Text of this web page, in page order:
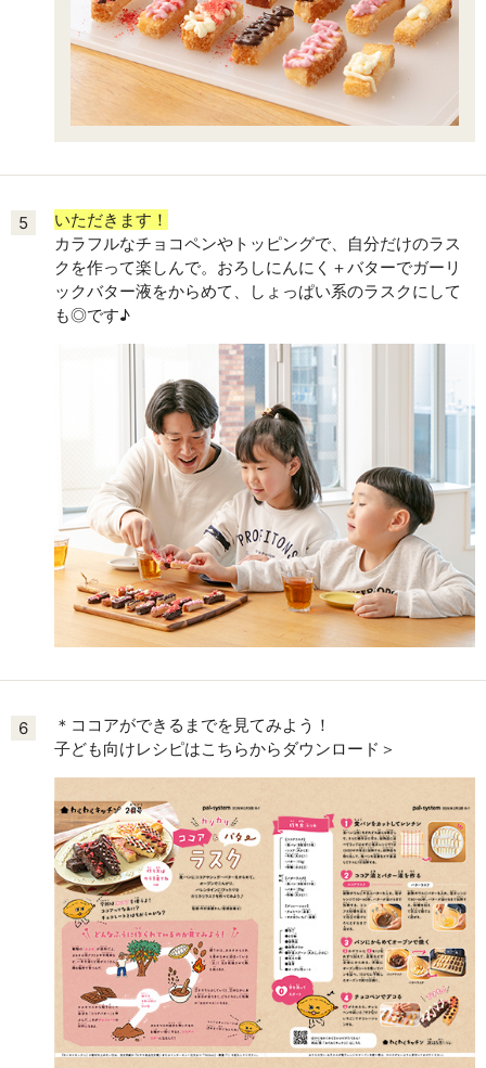
5
いただきます！
カラフルなチョコペンやトッピングで、自分だけのラス
クを作って楽しんで。おろしにんにく＋バターでガーリ
ックバター液をからめて、しょっぱい系のラスクにして
も◎です♪
6
＊ココアができるまでを見てみよう！
子ども向けレシピはこちらからダウンロード＞